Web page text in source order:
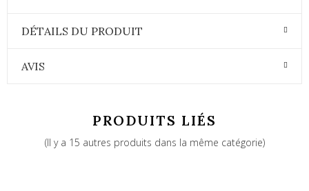
DÉTAILS DU PRODUIT
AVIS
PRODUITS LIÉS
(Il y a 15 autres produits dans la même catégorie)